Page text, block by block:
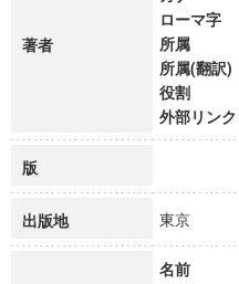
著者
ローマ字
所属
所属(翻訳)
役割
外部リンク
版
出版地 東京
名前